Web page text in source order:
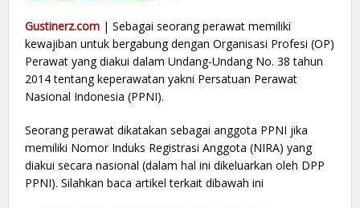
Gustinerz.com | Sebagai seorang perawat memiliki
kewajiban untuk bergabung dengan Organisasi Profesi (OP)
Perawat yang diakui dalam Undang-Undang No. 38 tahun
2014 tentang keperawatan yakni Persatuan Perawat
Nasional Indonesia (PPNI).
Seorang perawat dikatakan sebagai anggota PPNI jika
memiliki Nomor Induks Registrasi Anggota (NIRA) yang
diakui secara nasional (dalam hal ini dikeluarkan oleh DPP
PPNI). Silahkan baca artikel terkait dibawah ini